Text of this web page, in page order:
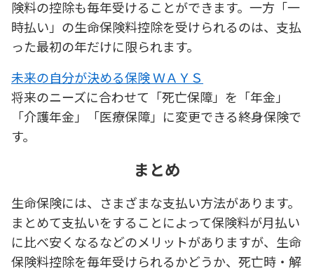
険料の控除も毎年受けることができます。一方「一
時払い」の生命保険料控除を受けられるのは、支払
った最初の年だけに限られます。
未来の自分が決める保険 ＷＡＹＳ
将来のニーズに合わせて「死亡保障」を「年金」
「介護年金」「医療保障」に変更できる終身保険で
す。
まとめ
生命保険には、さまざまな支払い方法があります。
まとめて支払いをすることによって保険料が月払い
に比べ安くなるなどのメリットがありますが、生命
保険料控除を毎年受けられるかどうか、死亡時・解